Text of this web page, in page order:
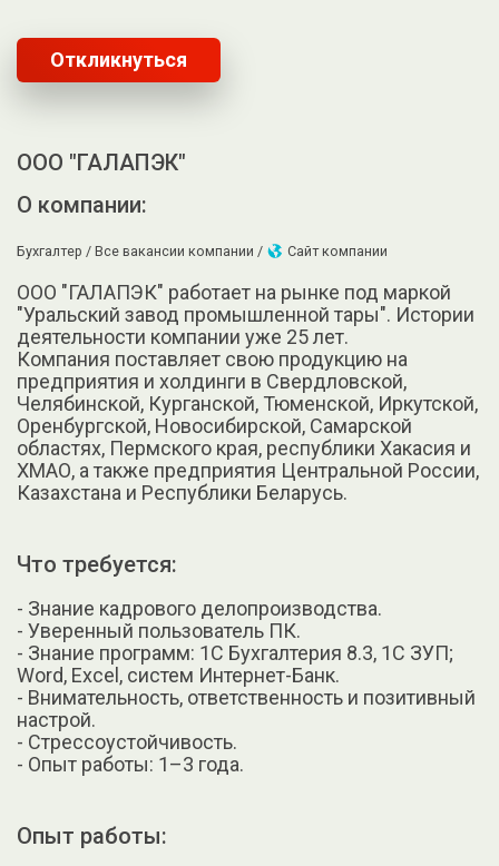
Откликнуться
ООО "ГАЛАПЭК"
О компании:
Бухгалтер / Все вакансии компании / Сайт компании
ООО "ГАЛАПЭК" работает на рынке под маркой
"Уральский завод промышленной тары". Истории
деятельности компании уже 25 лет.
Компания поставляет свою продукцию на
предприятия и холдинги в Свердловской,
Челябинской, Курганской, Тюменской, Иркутской,
Оренбургской, Новосибирской, Самарской
областях, Пермского края, республики Хакасия и
ХМАО, а также предприятия Центральной России,
Казахстана и Республики Беларусь.
Что требуется:
- Знание кадрового делопроизводства.
- Уверенный пользователь ПК.
- Знание программ: 1С Бухгалтерия 8.3, 1С ЗУП;
Word, Excel, систем Интернет-Банк.
- Внимательность, ответственность и позитивный
настрой.
- Стрессоустойчивость.
- Опыт работы: 1–3 года.
Опыт работы: